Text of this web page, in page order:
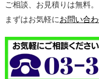
ご相談、お見積りは無料。
まずはお気軽にお問い合